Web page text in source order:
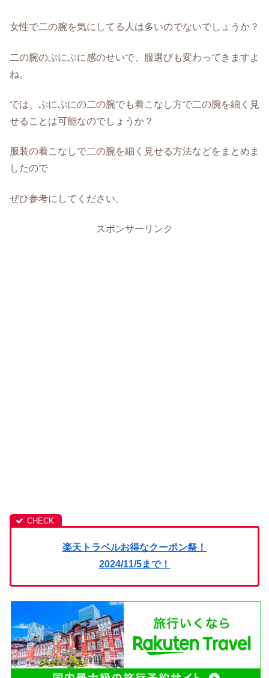
女性で二の腕を気にしてる人は多いのでないでしょうか？
二の腕のぷにぷに感のせいで、服選びも変わってきますよ
ね。
では、ぷにぷにの二の腕でも着こなし方で二の腕を細く見
せることは可能なのでしょうか？
服装の着こなしで二の腕を細く見せる方法などをまとめま
したので
ぜひ参考にしてください。
スポンサーリンク
楽天トラベルお得なクーポン祭！
2024/11/5まで！